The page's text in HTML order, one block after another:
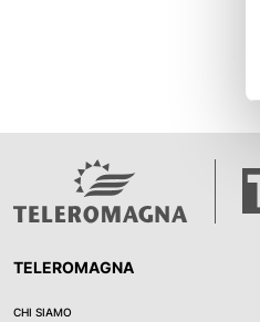
TELEROMAGNA
CHI SIAMO